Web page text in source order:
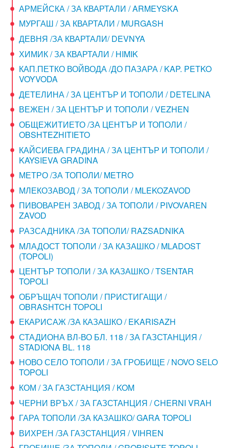
АРМЕЙСКА / ЗА КВАРТАЛИ / ARMEYSKA
МУРГАШ / ЗА КВАРТАЛИ / MURGASH
ДЕВНЯ /ЗА КВАРТАЛИ/ DEVNYA
ХИМИК / ЗА КВАРТАЛИ / HIMIK
КАП.ПЕТКО ВОЙВОДА /ДО ПАЗАРА / KAP. PETKO
VOYVODA
ДЕТЕЛИНА / ЗА ЦЕНТЪР И ТОПОЛИ / DETELINA
ВЕЖЕН / ЗА ЦЕНТЪР И ТОПОЛИ / VEZHEN
ОБЩЕЖИТИЕТО /ЗА ЦЕНТЪР И ТОПОЛИ /
OBSHTEZHITIETO
КАЙСИЕВА ГРАДИНА / ЗА ЦЕНТЪР И ТОПОЛИ /
KAYSIEVA GRADINA
МЕТРО /ЗА ТОПОЛИ/ METRO
МЛЕКОЗАВОД / ЗА ТОПОЛИ / MLEKOZAVOD
ПИВОВАРЕН ЗАВОД / ЗА ТОПОЛИ / PIVOVAREN
ZAVOD
РАЗСАДНИКА /ЗА ТОПОЛИ/ RAZSADNIKA
МЛАДОСТ ТОПОЛИ / ЗА КАЗАШКО / MLADOST
(TOPOLI)
ЦЕНТЪР ТОПОЛИ / ЗА КАЗАШКО / TSENTAR
TOPOLI
ОБРЪЩАЧ ТОПОЛИ / ПРИСТИГАЩИ /
OBRASHTCH TOPOLI
ЕКАРИСАЖ /ЗА КАЗАШКО / EKARISAZH
СТАДИОНА ВЛ-ВО БЛ. 118 / ЗА ГАЗСТАНЦИЯ /
STADIONA BL. 118
НОВО СЕЛО ТОПОЛИ / ЗА ГРОБИЩЕ / NOVO SELO
TOPOLI
КОМ / ЗА ГАЗСТАНЦИЯ / KOM
ЧЕРНИ ВРЪХ / ЗА ГАЗСТАНЦИЯ / CHERNI VRAH
ГАРА ТОПОЛИ /ЗА КАЗАШКО/ GARA TOPOLI
ВИХРЕН /ЗА ГАЗСТАНЦИЯ / VIHREN